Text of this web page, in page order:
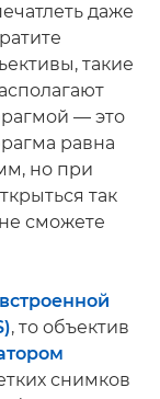
даже
такие
— это
равна
но при
так
сможете
встроенной
, то объектив
снимков